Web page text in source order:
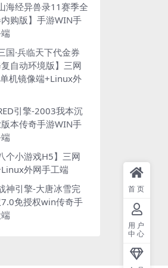
海经异兽录11赛季全
购版】手游WIN手
国·兵临天下代金券
自动环境版】三网
机镜像端+Linux外
引擎-2003我本沉
本传奇手游WIN手
个小游戏H5】三网
外网手工端
神引擎-大唐冰雪完
免授权win传奇手
首页
用户
中心